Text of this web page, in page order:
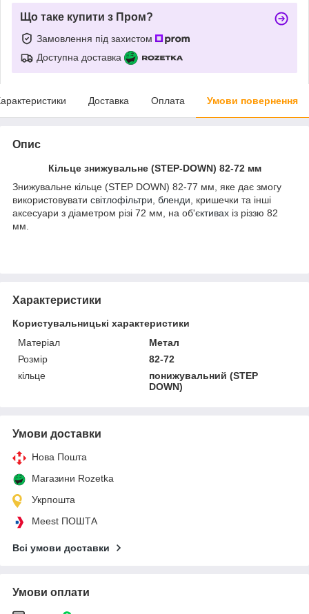
Що таке купити з Пром?
Замовлення під захистом
Доступна доставка
Доставка Оплата Умови повернення
Опис
Кільце знижувальне (STEP-DOWN) 82-72 мм
Знижувальне кільце (STEP DOWN) 82-77 мм, яке дає змогу
використовувати світлофільтри бленди , кришечки та інші
аксесуари з діаметром різі 72 мм, на об'єктивах із різзю 82
мм.
Характеристики
Користувальницькі характеристики
Матеріал
Метал
Розмір
82-72
кільце
понижувальний (STEP
DOWN)
Умови доставки
Нова Пошта
Магазини Rozetka
Укрпошта
Meest ПОШТА
Всі умови доставки
Умови оплати